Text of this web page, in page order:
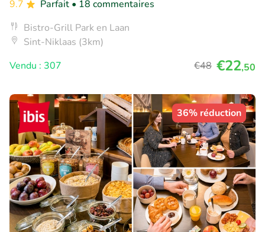
9.7 Parfait • 18 commentaires
Bistro-Grill Park en Laan
Sint-Niklaas (3km)
Vendu : 307
€48 €22,50
36% réduction